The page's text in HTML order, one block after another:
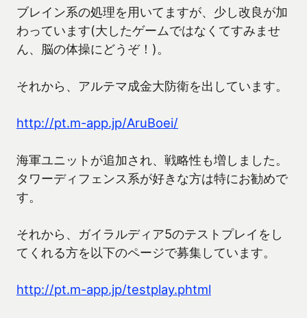
ブレイン系の処理を用いてますが、少し改良が加
わっています(大したゲームではなくてすみませ
ん、脳の体操にどうぞ！)。
それから、アルテマ成金大防衛を出しています。
http://pt.m-app.jp/AruBoei/
海軍ユニットが追加され、戦略性も増しました。
タワーディフェンス系が好きな方は特にお勧めで
す。
それから、ガイラルディア5のテストプレイをし
てくれる方を以下のページで募集しています。
http://pt.m-app.jp/testplay.phtml